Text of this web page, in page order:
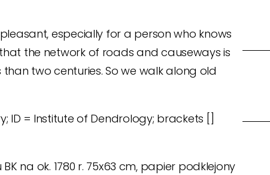
especially for a person who knows
the network of roads and causeways is
two centuries. So we walk along old
= Institute of Dendrology; brackets []
na ok. 1780 r. 75x63 cm, papier podklejony